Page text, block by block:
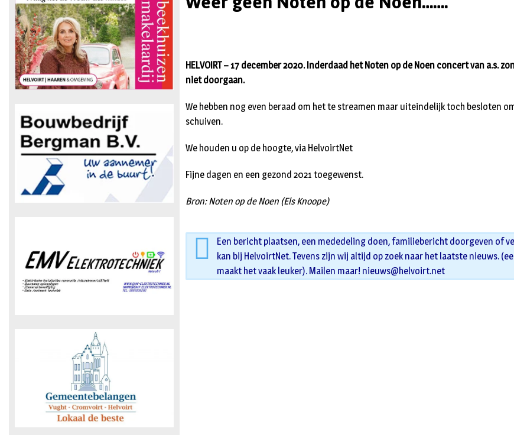
HELVOIRT – 17 december 2020. Inderdaad het Noten op de Noen concert van a.s.
niet doorgaan.
We hebben nog even beraad om het te streamen maar uiteindelijk toch besloten
schuiven.
We houden u op de hoogte, via HelvoirtNet
Fijne dagen en een gezond 2021 toegewenst.
Bron: Noten op de Noen (Els Knoope)
Een bericht plaatsen, een mededeling doen, familiebericht doorgeven of
kan bij HelvoirtNet. Tevens zijn wij altijd op zoek naar het laatste nieuws.
maakt het vaak leuker). Mailen maar! nieuws@helvoirt.net